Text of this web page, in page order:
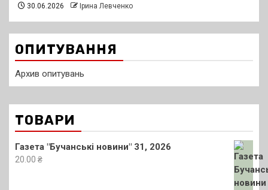
30.06.2026 Ірина Левченко
ОПИТУВАННЯ
Архив опитувань
ТОВАРИ
Газета "Бучанські новини" 31, 2026
20.00 ₴